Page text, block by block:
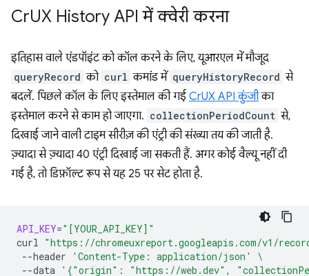
CrUX History API में क्वेरी करना
इतिहास वाले एंडपॉइंट को कॉल करने के लिए, यूआरएल में मौजूद
queryRecord को curl कमांड में queryHistoryRecord से
बदलें. पिछले कॉल के लिए इस्तेमाल की गई CrUX API कुंजीका
इस्तेमाल करने से काम हो जाएगा. collectionPeriodCount से,
दिखाई जाने वाली टाइम सीरीज़ की एंट्री की संख्या तय की जाती है.
ज़्यादा से ज़्यादा 40 एंट्री दिखाई जा सकती हैं. अगर कोई वैल्यू नहीं दी
गई है, तो डिफ़ॉल्ट रूप से यह 25 पर सेट होता है.
API_KEY="[YOUR_API_KEY]"
curl "https://chromeuxreport.googleapis.com/v1/
--header
'Content-Type: application/json'
\
--data '{"origin": "https://web.dev",